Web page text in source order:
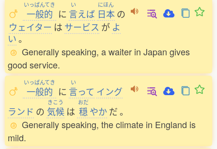
いっぱんてき
一般的 に
い
言えば
にほん
日本 の
ウェイター は サービス が よ
い。
Generally speaking, a waiter in Japan gives
good service.
いっぱんてき
一般的 に
い
言って イング
ランド の
きこう
気候 は
おだ
穏 やか だ。
Generally speaking, the climate in England is
mild.